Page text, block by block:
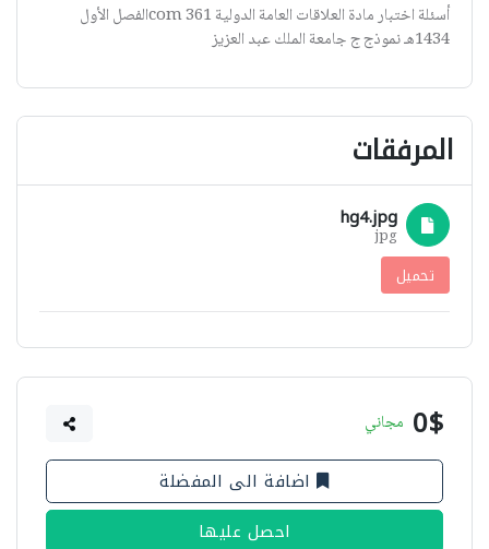
أسئلة اختبار مادة العلاقات العامة الدولية com 361الفصل الأول
1434هـ نموذج ج جامعة الملك عبد العزيز
المرفقات
hg4.jpg
jpg
تحميل
0$ مجاني
اضافة الى المفضلة
احصل عليها